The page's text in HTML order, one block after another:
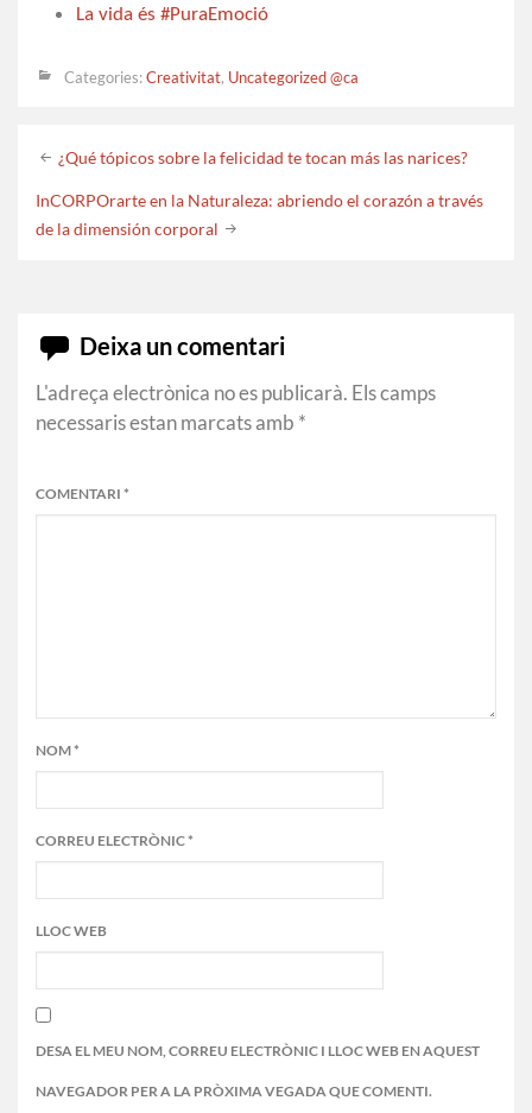
La vida és #PuraEmoció
Categories:Creativitat, Uncategorized @ca
Post
navigation
¿Qué tópicos sobre la felicidad te tocan más las narices?
InCORPOrarte en la Naturaleza: abriendo el corazón a través
de la dimensión corporal
Deixa un comentari
L'adreça electrònica no es publicarà. Els camps
necessaris estan marcats amb *
COMENTARI *
NOM*
CORREU ELECTRÒNIC*
LLOC WEB
DESA EL MEU NOM, CORREU ELECTRÒNIC I LLOC WEB EN AQUEST
NAVEGADOR PER A LA PRÒXIMA VEGADA QUE COMENTI.